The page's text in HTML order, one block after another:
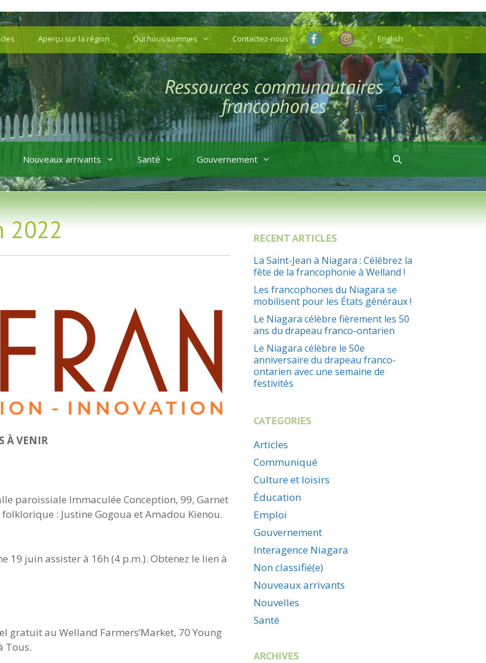
Aperçu sur la région Qui nous sommes Contactez-nous English
Nouveaux arrivants Santé Gouvernement
2022
À VENIR
paroissiale Immaculée Conception, 99, Garnet
: Justine Gogoua et Amadou Kienou.
19 juin assister à 16h (4 p.m.). Obtenez le lien à
au Welland Farmers’Market, 70 Young
Tous.
RECENT ARTICLES
La Saint-Jean à Niagara : Célébrez la
fête de la francophonie à Welland !
Les francophones du Niagara se
mobilisent pour les États généraux !
Le Niagara célèbre fièrement les 50
ans du drapeau franco-ontarien
Le Niagara célèbre le 50e
anniversaire du drapeau franco-
ontarien avec une semaine de
festivités
CATEGORIES
Articles
Communiqué
Culture et loisirs
Éducation
Emploi
Gouvernement
Interagence Niagara
Non classifié(e)
Nouveaux arrivants
Nouvelles
Santé
ARCHIVES